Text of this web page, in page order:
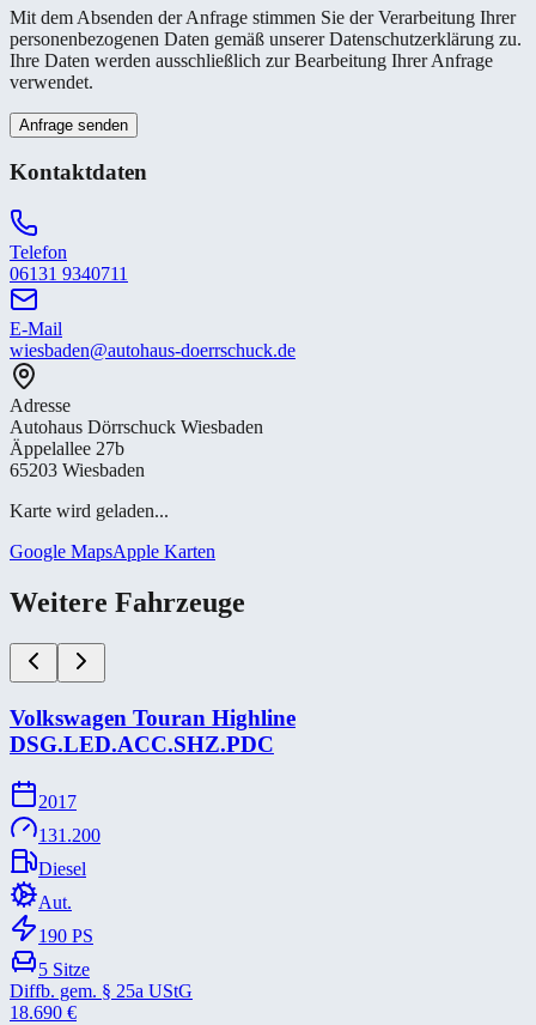
Mit dem Absenden der Anfrage stimmen Sie der Verarbeitung Ihrer
personenbezogenen Daten gemäß unserer Datenschutzerklärung zu.
Ihre Daten werden ausschließlich zur Bearbeitung Ihrer Anfrage
verwendet.
Anfrage senden
Kontaktdaten
Telefon
06131 9340711
E-Mail
wiesbaden@autohaus-doerrschuck.de
Adresse
Autohaus Dörrschuck Wiesbaden
Äppelallee 27b
65203 Wiesbaden
Karte wird geladen...
Google MapsApple Karten
Weitere Fahrzeuge
Volkswagen Touran Highline
DSG.LED.ACC.SHZ.PDC
2017
131.200
Diesel
Aut.
190 PS
5 Sitze
Diffb. gem. § 25a UStG
18.690 €